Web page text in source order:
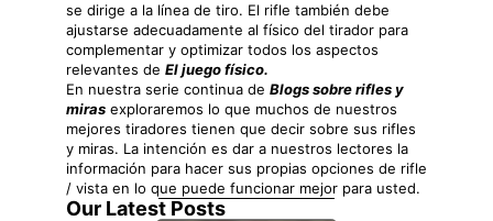
se dirige a la línea de tiro. El rifle también debe
ajustarse adecuadamente al físico del tirador para
complementar y optimizar todos los aspectos
relevantes de El juego físico.
En nuestra serie continua de Blogs sobre rifles y
miras exploraremos lo que muchos de nuestros
mejores tiradores tienen que decir sobre sus rifles
y miras. La intención es dar a nuestros lectores la
información para hacer sus propias opciones de rifle
/ vista en lo que puede funcionar mejor para usted.
Our Latest Posts